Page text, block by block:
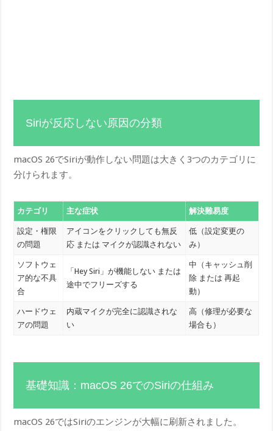
Siriが反応しない原因の分類
macOS 26でSiriが動作しない問題は大きく3つのカテゴリに
分けられます。
カテゴリ 主な症状 解決難易度
設定・権限
の問題
アイコンをクリックしても無反
応 または マイクが認識されない
低（設定変更の
み）
ソフトウェ
ア的な不具
合
「Hey Siri」が機能しない または
途中でフリーズする
中（キャッシュ削
除 または 再起
動）
ハードウェ
アの問題
内蔵マイクが完全に認識されな
い
高（修理が必要な
場合も）
基礎知識：macOS 26でのSiriの仕組み
macOS 26ではSiriのエンジンが大幅に刷新されました。